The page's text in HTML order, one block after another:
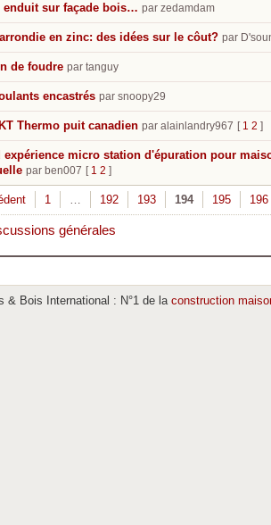
enduit sur façade bois… par zedamdam
en zinc: des idées sur le côut? par
de foudre par tanguy
encastrés par snoopy29
Thermo puit canadien par alainlandry967 [ 1 2 ]
expérience micro station d'épuration pour
par ben007 [ 1 2 ]
1 … 192 193 194 195 196
générales
& Bois International : N°1 de la construction